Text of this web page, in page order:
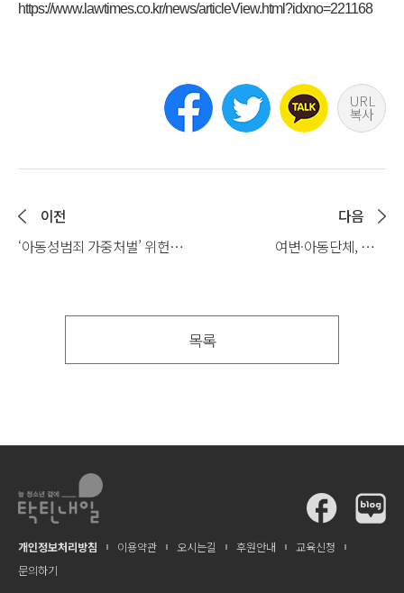
https://www.lawtimes.co.kr/news/articleView.html?idxno=221168
URL
복사
이전
‘아동성범죄 가중처벌’ 위헌에
다음
여변·아동단체, 헌재
목록
개인정보처리방침 이용약관 오시는길 후원안내
교육신청
문의하기